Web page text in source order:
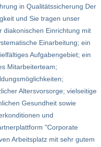
in Qualitätssicherung Der
und Sie tragen unser
diakonischen Einrichtung mit
Einarbeitung; ein
Aufgabengebiet; ein
Mitarbeiterteam;
Altersvorsorge; vielseitige
Gesundheit sowie
und
"Corporate
Arbeitsplatz mit sehr gutem